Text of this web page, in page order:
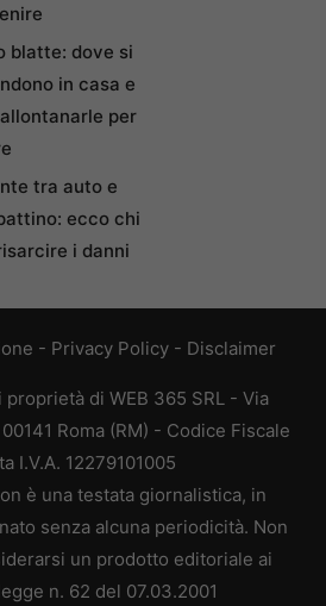
blatte: dove si
in casa e
per
tra auto e
ecco chi
i danni
- Privacy Policy - Disclaimer
di WEB 365 SRL - Via
Roma (RM) - Codice Fiscale
I.V.A. 12279101005
è una testata giornalistica, in
senza alcuna periodicità. Non
un prodotto editoriale ai
n. 62 del 07.03.2001